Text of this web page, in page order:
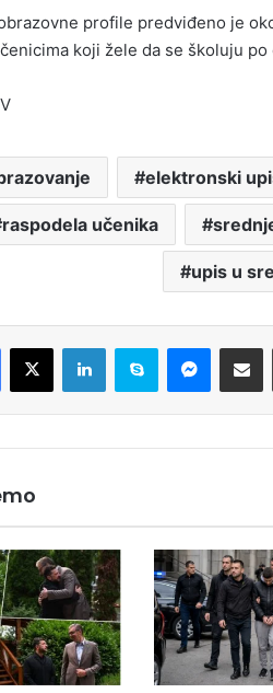
profile predviđeno je
koji žele da se školuju
elektronski
raspodela učenika
upis u